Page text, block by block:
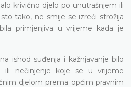
krivično djelo po unutrašnjem ili
tako, ne smije se izreći strožija
primjenjiva u vrijeme kada je
ishod suđenja i kažnjavanje bilo
ili nečinjenje koje se u vrijeme
djelom prema općim pravnim